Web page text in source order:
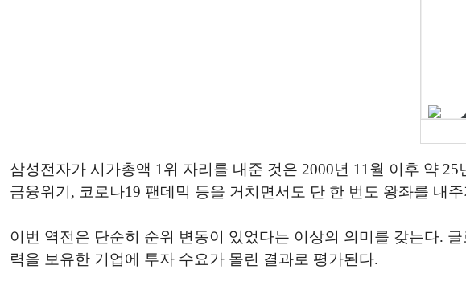
삼성전자가 시가총액 1위 자리를 내준 것은 2000년 11월 이후 약
금융위기, 코로나19 팬데믹 등을 거치면서도 단 한 번도 왕좌를 내
이번 역전은 단순히 순위 변동이 있었다는 이상의 의미를 갖는다.
력을 보유한 기업에 투자 수요가 몰린 결과로 평가된다.